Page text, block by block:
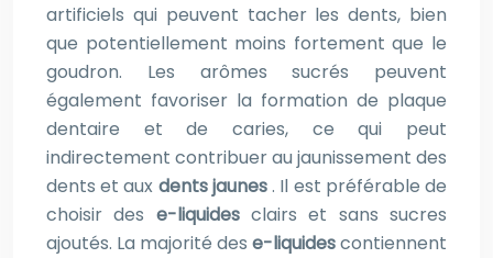
artificiels qui peuvent tacher les dents, bien
que potentiellement moins fortement que le
goudron. Les arômes sucrés peuvent
également favoriser la formation de plaque
dentaire et de caries, ce qui peut
indirectement contribuer au jaunissement des
dents et aux dents jaunes. Il est préférable de
choisir des e-liquidesclairs et sans sucres
ajoutés. La majorité des e-liquidescontiennent